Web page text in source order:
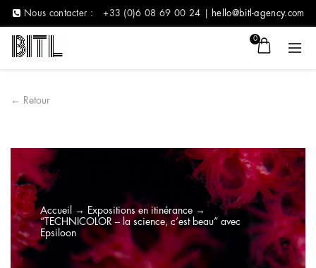
Nous contacter : +33 (0)6 08 69 00 24 | hello@bitl-agency.com
0
← Retour
Accueil → Expositions en itinérance→
“TECHNICOLOR – la science, c’est beau” avec
Epsiloon